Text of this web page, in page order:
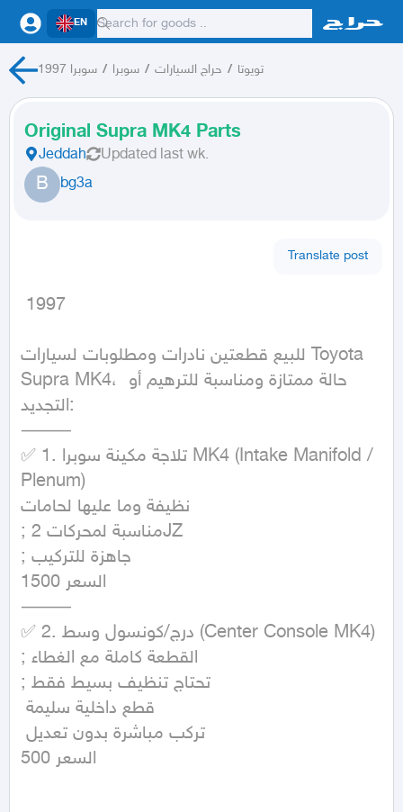
EN
سوبرا 1997 / سوبرا / حراج السيارات / تويوتا
Original Supra MK4 Parts
Jeddah Updated last wk.
B bg3a
Translate post
1997
للبيع قطعتين نادرات ومطلوبات لسيارات Toyota
Supra MK4، حالة ممتازة ومناسبة للترهيم أو
التجديد:
⸻
✅ 1. تلاجة مكينة سوبرا MK4 (Intake Manifold /
Plenum)
نظيفة وما عليها لحامات
; مناسبة لمحركات 2JZ
; جاهزة للتركيب
السعر 1500
⸻
✅ 2. درج/كونسول وسط (Center Console MK4)
; القطعة كاملة مع الغطاء
; تحتاج تنظيف بسيط فقط
السعر 500